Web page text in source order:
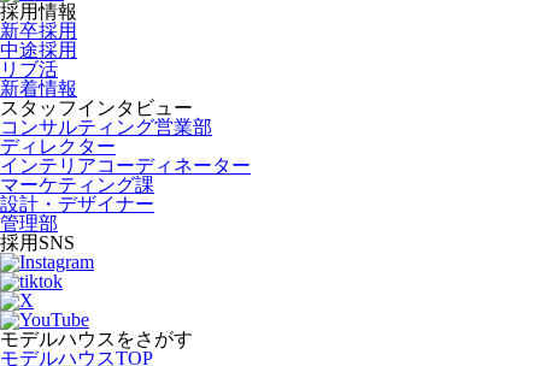
採用情報
新卒採用
中途採用
リブ活
新着情報
スタッフインタビュー
コンサルティング営業部
ディレクター
インテリアコーディネーター
マーケティング課
設計・デザイナー
管理部
採用SNS
モデルハウスをさがす
モデルハウスTOP